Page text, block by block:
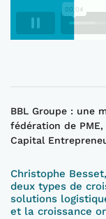
BBL Groupe : une
fédération de PME,
Capital
Christophe
deux types de
solutions
et la croissance